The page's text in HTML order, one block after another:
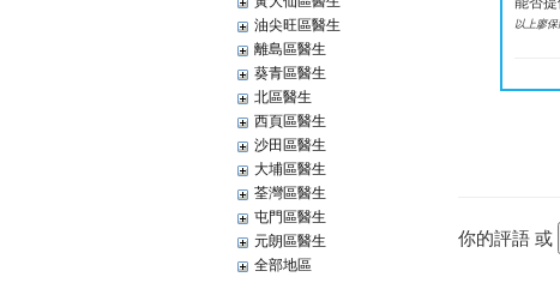
油尖旺區醫生
離島區醫生
葵青區醫生
北區醫生
西頁區醫生
沙田區醫生
大埔區醫生
荃灣區醫生
屯門區醫生
元朗區醫生
全部地區
以上廖
你的評語 或